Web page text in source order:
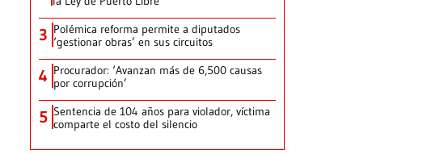
3 Polémica reforma permite a diputados
‘gestionar obras’ en sus circuitos
4 Procurador: ‘Avanzan más de 6,500 causas
por corrupción’
5 Sentencia de 104 años para violador, víctima
comparte el costo del silencio